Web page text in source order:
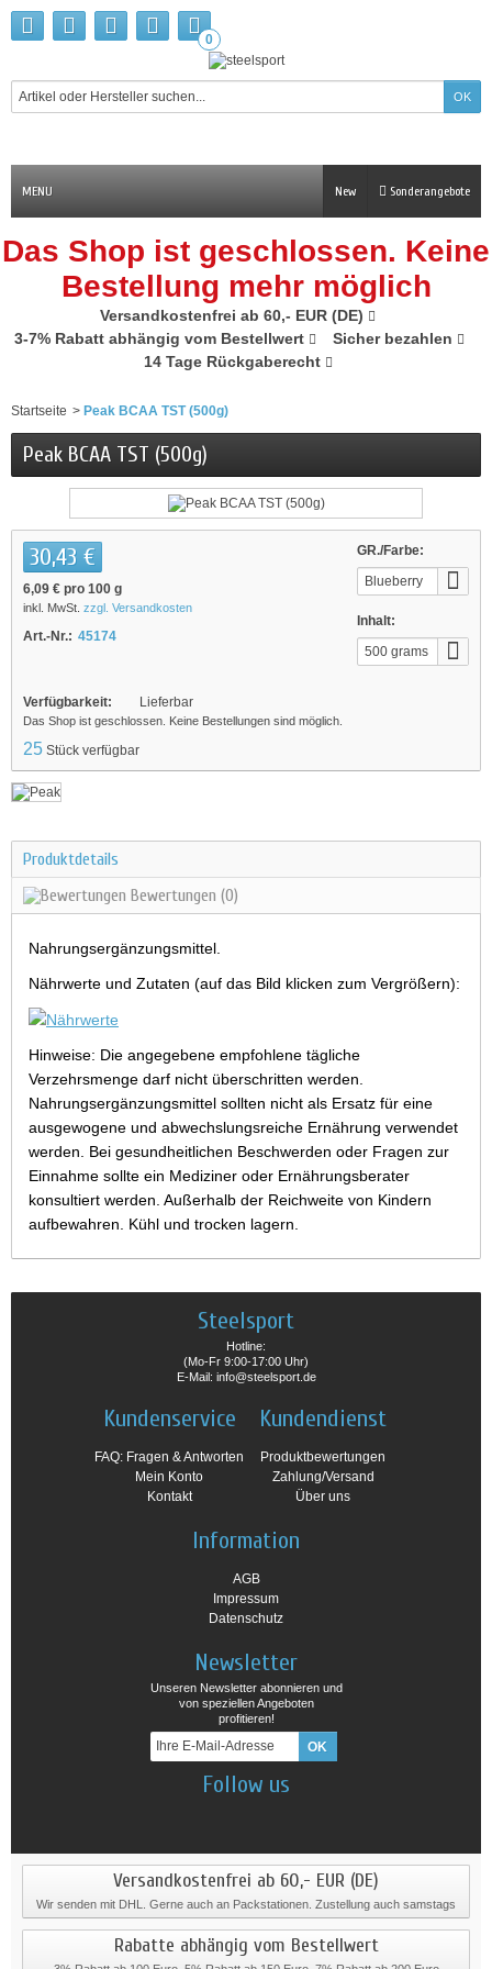
0
MENU Sonderangebote
New
Das Shop ist geschlossen. Keine
Bestellung mehr möglich
Versandkostenfrei ab 60,- EUR (DE)
3-7% Rabatt abhängig vom Bestellwert
Sicher bezahlen
14 Tage Rückgaberecht
Startseite > Peak BCAA TST (500g)
Peak BCAA TST (500g)
GR./Farbe:
Blueberry
Inhalt:
500 grams
30,43 €
6,09 € pro 100 g
inkl. MwSt. zzgl. Versandkosten
Art.-Nr.: 45174
Verfügbarkeit: Lieferbar
Das Shop ist geschlossen. Keine Bestellungen sind möglich.
25 Stück verfügbar
Produktdetails
Bewertungen (0)
Nahrungsergänzungsmittel.
Nährwerte und Zutaten (auf das Bild klicken zum Vergrößern):
Hinweise: Die angegebene empfohlene tägliche
Verzehrsmenge darf nicht überschritten werden.
Nahrungsergänzungsmittel sollten nicht als Ersatz für eine
ausgewogene und abwechslungsreiche Ernährung verwendet
werden. Bei gesundheitlichen Beschwerden oder Fragen zur
Einnahme sollte ein Mediziner oder Ernährungsberater
konsultiert werden. Außerhalb der Reichweite von Kindern
aufbewahren. Kühl und trocken lagern.
Steelsport
Hotline:
(Mo-Fr 9:00-17:00 Uhr)
E-Mail: info@steelsport.de
Kundenservice
FAQ: Fragen & Antworten
Mein Konto
Kontakt
Kundendienst
Produktbewertungen
Zahlung/Versand
Über uns
Information
AGB
Impressum
Datenschutz
Newsletter
Unseren Newsletter abonnieren und
von speziellen Angeboten
profitieren!
Follow us
Versandkostenfrei ab 60,- EUR (DE)
Wir senden mit DHL. Gerne auch an Packstationen. Zustellung auch samstags
Rabatte abhängig vom Bestellwert